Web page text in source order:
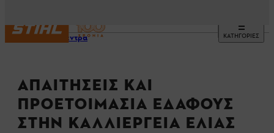
ΚΑΤΗΓΟΡΙΕΣ
Ελαιόδεντρα
ΑΠΑΙΤΉΣΕΙΣ ΚΑΙ
ΠΡΟΕΤΟΙΜΑΣΊΑ ΕΔΆΦΟΥΣ
ΣΤΗΝ ΚΑΛΛΙΈΡΓΕΙΑ ΕΛΙΆΣ